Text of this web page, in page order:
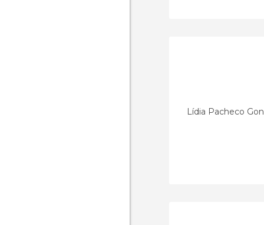
Lídia Pacheco